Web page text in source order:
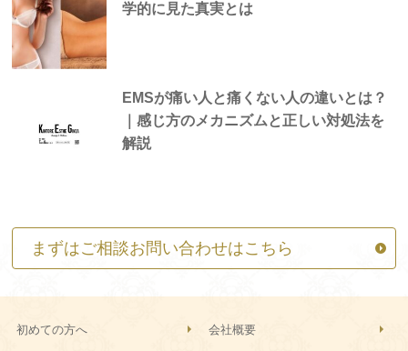
学的に見た真実とは
EMSが痛い人と痛くない人の違いとは？
｜感じ方のメカニズムと正しい対処法を
解説
まずはご相談お問い合わせはこちら
初めての方へ 会社概要